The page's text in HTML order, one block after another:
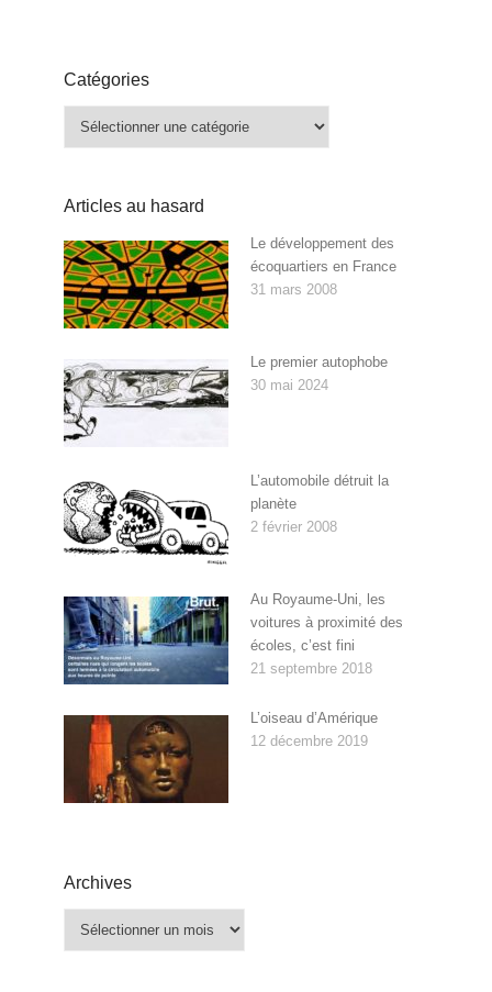
Catégories
Catégories
Articles au hasard
Le développement des
écoquartiers en France
31 mars 2008
Le premier autophobe
30 mai 2024
L’automobile détruit la
planète
2 février 2008
Au Royaume-Uni, les
voitures à proximité des
écoles, c’est fini
21 septembre 2018
L’oiseau d’Amérique
12 décembre 2019
Archives
Archives